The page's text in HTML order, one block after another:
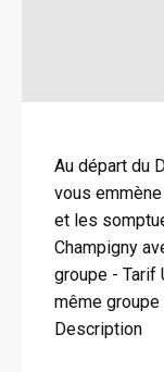
Au départ du
vous
et les
Champigny
groupe - Tarif
même
Description